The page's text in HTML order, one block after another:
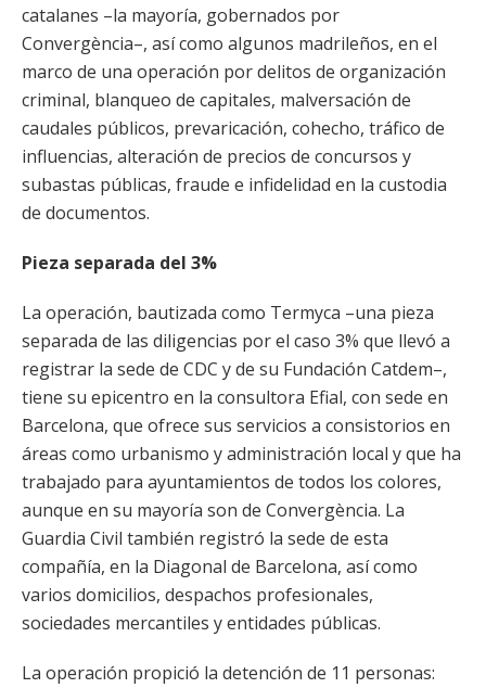
catalanes –la mayoría, gobernados por
Convergència–, así como algunos madrileños, en el
marco de una operación por delitos de organización
criminal, blanqueo de capitales, malversación de
caudales públicos, prevaricación, cohecho, tráfico de
influencias, alteración de precios de concursos y
subastas públicas, fraude e infidelidad en la custodia
de documentos.
Pieza separada del 3%
La operación, bautizada como Termyca –una pieza
separada de las diligencias por el caso 3% que llevó a
registrar la sede de CDC y de su Fundación Catdem–,
tiene su epicentro en la consultora Efial, con sede en
Barcelona, que ofrece sus servicios a consistorios en
áreas como urbanismo y administración local y que ha
trabajado para ayuntamientos de todos los colores,
aunque en su mayoría son de Convergència. La
Guardia Civil también registró la sede de esta
compañía, en la Diagonal de Barcelona, así como
varios domicilios, despachos profesionales,
sociedades mercantiles y entidades públicas.
La operación propició la detención de 11 personas: